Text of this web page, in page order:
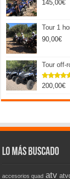
145,00€
Tour 1
90,00€
Tour off-
Valorado
de 5
200,00€
Lo más buscado
accesorios quad atv